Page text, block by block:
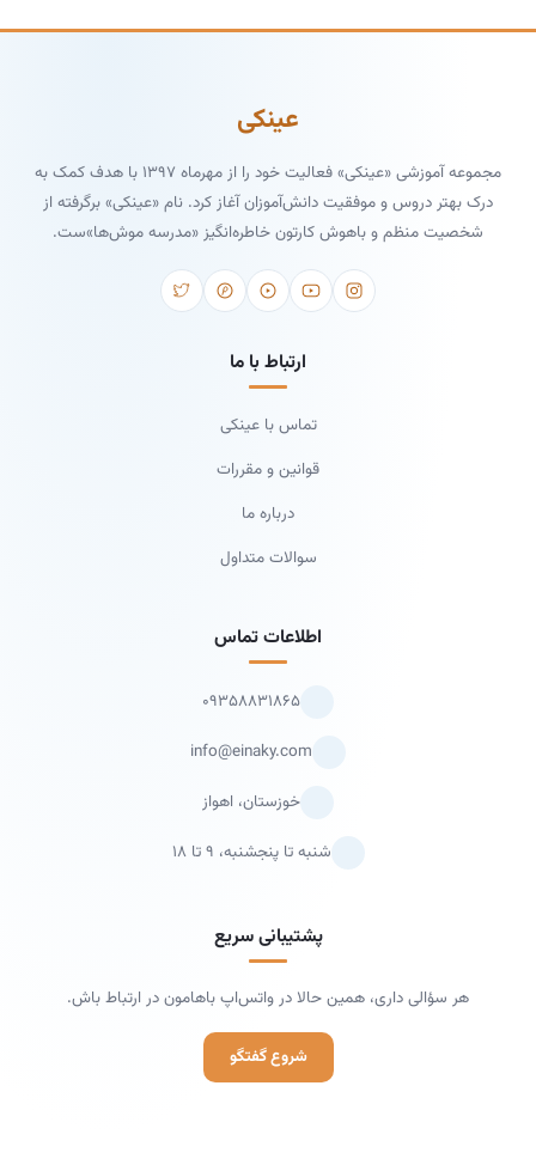
عینکی
مجموعه آموزشی «عینکی» فعالیت خود را از مهرماه ۱۳۹۷ با هدف کمک به
درک بهتر دروس و موفقیت دانش‌آموزان آغاز کرد. نام «عینکی» برگرفته از
شخصیت منظم و باهوش کارتون خاطره‌انگیز «مدرسه موش‌ها»ست.
ارتباط با ما
تماس با عینکی
قوانین و مقررات
درباره ما
سوالات متداول
اطلاعات تماس
۰۹۳۵۸۸۳۱۸۶۵
info@einaky.com
خوزستان، اهواز
شنبه تا پنجشنبه، ۹ تا ۱۸
پشتیبانی سریع
هر سؤالی داری، همین حالا در واتس‌اپ باهامون در ارتباط باش.
شروع گفتگو